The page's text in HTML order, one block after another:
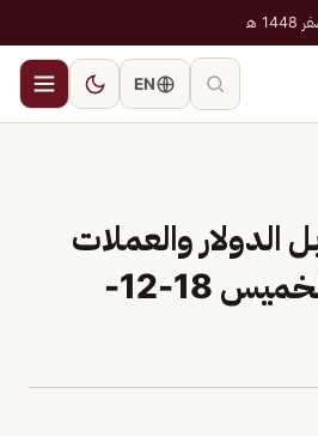
EN
الدولار والعملات
الأجنبية اليوم الخميس 18-12-